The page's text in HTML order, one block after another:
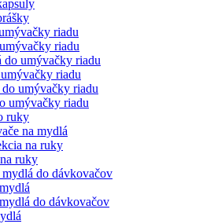
riadu
riadu
do umývačky riadu
riadu
umývačky riadu
umývačky riadu
ruky
na mydlá
na ruky
ruky
mydlá do dávkovačov
do dávkovačov